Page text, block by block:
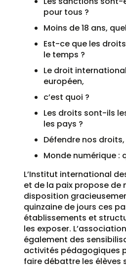
pour tous ?
Moins de 18 ans,
Est-ce que les
le temps ?
Le droit
européen,
c’est quoi ?
Les droits sont-ils
les pays ?
Défendre nos
Monde numérique :
L’Institut international
et de la paix propose de
disposition
quinzaine de jours ces
établissements et
les exposer.
également des
activités pédagogiques
faire débattre les élèves